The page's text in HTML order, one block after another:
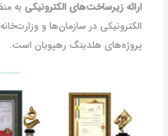
ارائه زیرساخت‌های الکترونیکی به
الکترونیکی در سازمان‌ها و
پروژه‌های هلدینگ رهپویان است.